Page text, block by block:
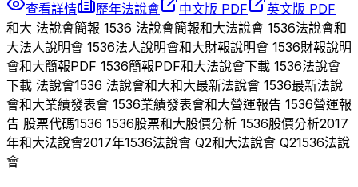
查看詳情
歷年法說會 中文版 PDF
英文版 PDF
和大 法說會簡報 1536 法說會簡報和大法說會 1536法說會和
大法人說明會 1536法人說明會和大財報說明會 1536財報說明
會和大簡報PDF 1536簡報PDF和大法說會下載 1536法說會
下載 法說會1536 法說會和大和大最新法說會 1536最新法說
會和大業績發表會 1536業績發表會和大營運報告 1536營運報
告 股票代碼1536 1536股票和大股價分析 1536股價分析2017
年和大法說會2017年1536法說會 Q2和大法說會 Q21536法說
會